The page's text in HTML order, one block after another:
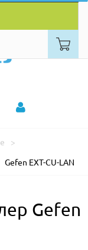
Gefen EXT-CU-LAN
Gefen